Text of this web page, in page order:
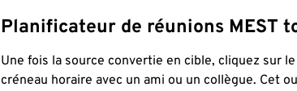
Planificateur de réunions MEST
Une fois la source convertie en cible, cliquez sur
créneau horaire avec un ami ou un collègue. Cet